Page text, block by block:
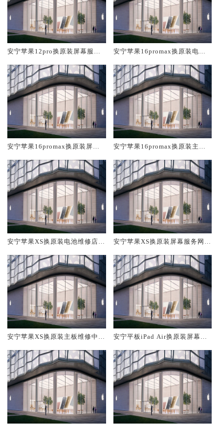
安宁苹果12pro换原装屏幕服务
安宁苹果16promax换原装电池
安宁苹果16promax换原装屏幕
安宁苹果16promax换原装主板
安宁苹果XS换原装电池维修店大
安宁苹果XS换原装屏幕服务网点
安宁苹果XS换原装主板维修中心
安宁平板iPad Air换原装屏幕服